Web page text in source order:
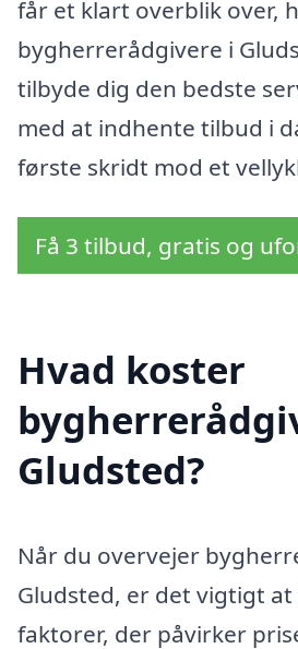
får et klart overblik over,
bygherrerådgivere i
tilbyde dig den bedste
med at indhente tilbud i
første skridt mod et
Få 3 tilbud, gratis og
Hvad koster
Gludsted?
Når du overvejer
Gludsted, er det vigtigt
faktorer, der påvirker